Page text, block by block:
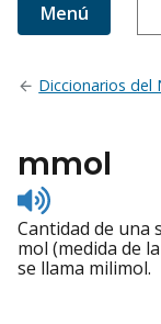
Menú
Diccionarios del
mmol
Listen
to
Cantidad de una
mol (medida de
se llama milimol.